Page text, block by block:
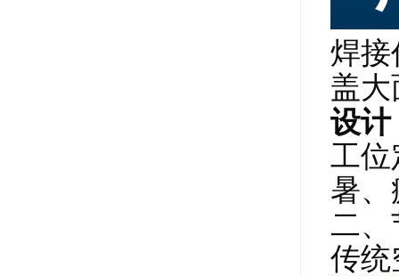
焊接
盖大
设计
工位
暑、
二、
传统